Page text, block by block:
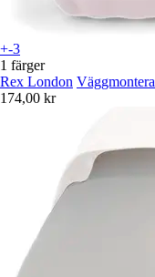
+-3
1 färger
Rex London
174,00 kr